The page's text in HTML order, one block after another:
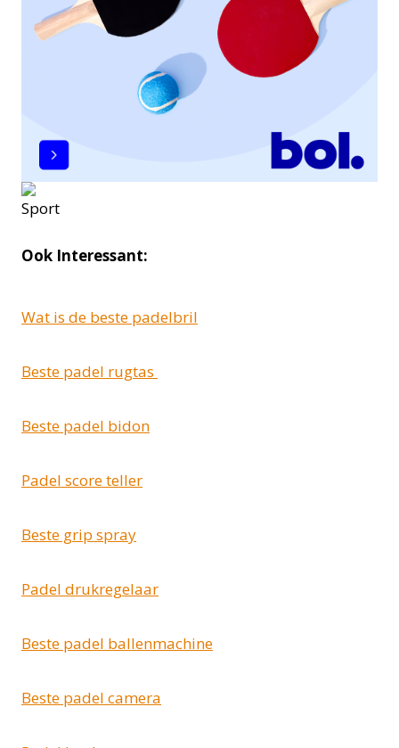
Ook Interessant:
Wat is de beste padelbril
Beste padel rugtas
Beste padel bidon
Padel score teller
Beste grip spray
Padel drukregelaar
Beste padel ballenmachine
Beste padel camera